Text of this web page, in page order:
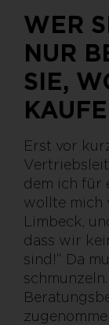
WER
NUR
SIE,
Erst vor
dem ich für
wollte mich
Limbeck,
dass wir
sind!“ Da